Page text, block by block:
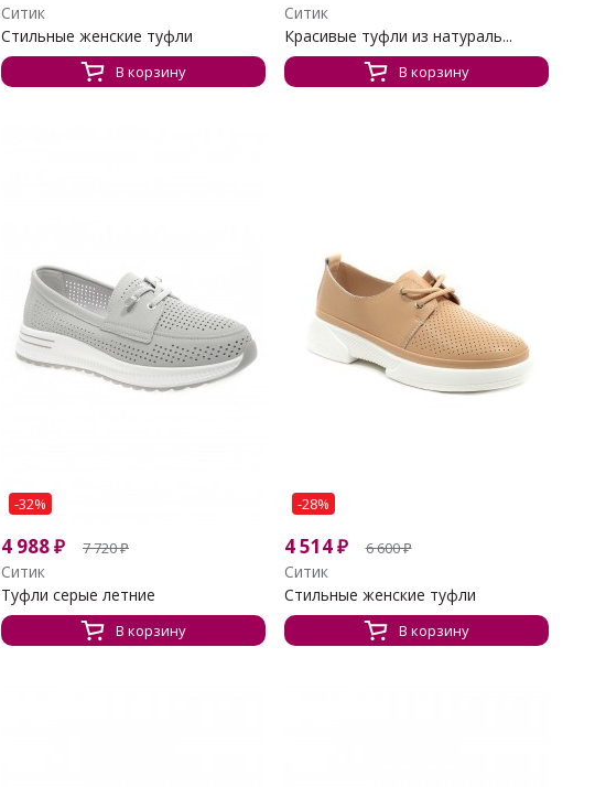
Ситик
Стильные женские туфли
В корзину
Ситик
Красивые туфли из натураль...
В корзину
-32%
4 988₽ 7 720₽
Ситик
Туфли серые летние
В корзину
-28%
4 514₽ 6 600₽
Ситик
Стильные женские туфли
В корзину